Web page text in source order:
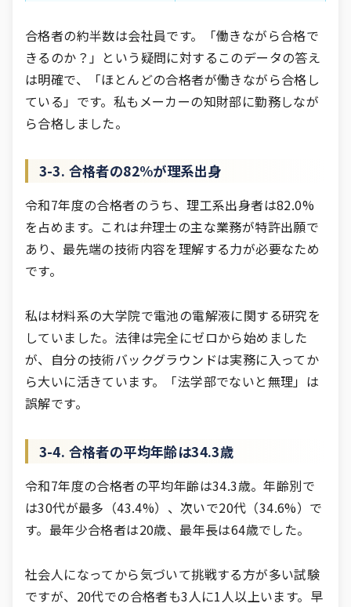
合格者の約半数は会社員です。「働きながら合格で
きるのか？」という疑問に対するこのデータの答え
は明確で、「ほとんどの合格者が働きながら合格し
ている」です。私もメーカーの知財部に勤務しなが
ら合格しました。
3-3. 合格者の82%が理系出身
令和7年度の合格者のうち、理工系出身者は82.0%
を占めます。これは弁理士の主な業務が特許出願で
あり、最先端の技術内容を理解する力が必要なため
です。
私は材料系の大学院で電池の電解液に関する研究を
していました。法律は完全にゼロから始めました
が、自分の技術バックグラウンドは実務に入ってか
ら大いに活きています。「法学部でないと無理」は
誤解です。
3-4. 合格者の平均年齢は34.3歳
令和7年度の合格者の平均年齢は34.3歳。年齢別で
は30代が最多（43.4%）、次いで20代（34.6%）で
す。最年少合格者は20歳、最年長は64歳でした。
社会人になってから気づいて挑戦する方が多い試験
ですが、20代での合格者も3人に1人以上います。早